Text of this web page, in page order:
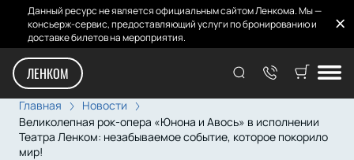
Данный ресурс не является официальным сайтом Ленкома. Мы —
консьерж-сервис, предоставляющий услуги по бронированию и
доставке билетов на мероприятия.
ЛЕНКОМ
Главная
Новости
Великолепная рок-опера «Юнона и Авось» в исполнении
Театра Ленком: незабываемое событие, которое покорило
мир!